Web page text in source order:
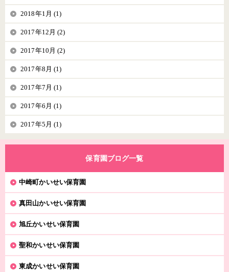
2018年1月 (1)
2017年12月 (2)
2017年10月 (2)
2017年8月 (1)
2017年7月 (1)
2017年6月 (1)
2017年5月 (1)
保育園ブログ一覧
中崎町かいせい保育園
真田山かいせい保育園
旭丘かいせい保育園
聖和かいせい保育園
東成かいせい保育園